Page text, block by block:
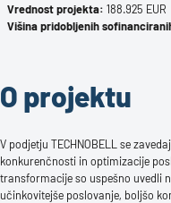
Vrednost projekta: 188.925 EUR
Višina pridobljenih
O projektu
V podjetju TECHNOBELL se
konkurenčnosti in optimizacije
transformacije so uspešno uvedli
učinkovitejše poslovanje, boljšo